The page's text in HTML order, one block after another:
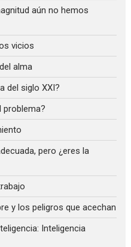
aún no hemos
vicios
alma
del siglo XXI?
problema?
pero ¿eres la
y los peligros que acechan
Inteligencia